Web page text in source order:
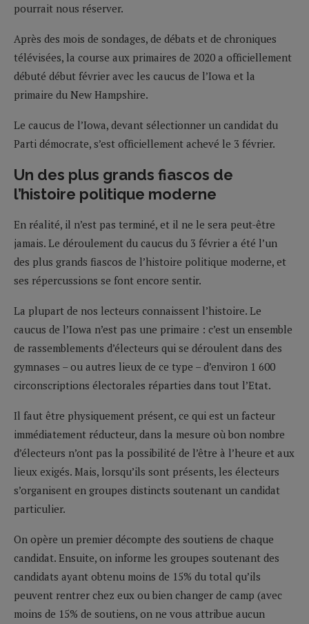
pourrait nous réserver.
Après des mois de sondages, de débats et de chroniques
télévisées, la course aux primaires de 2020 a officiellement
débuté début février avec les caucus de l’Iowa et la
primaire du New Hampshire.
Le caucus de l’Iowa, devant sélectionner un candidat du
Parti démocrate, s’est officiellement achevé le 3 février.
Un des plus grands fiascos de
l’histoire politique moderne
En réalité, il n’est pas terminé, et il ne le sera peut-être
jamais. Le déroulement du caucus du 3 février a été l’un
des plus grands fiascos de l’histoire politique moderne, et
ses répercussions se font encore sentir.
La plupart de nos lecteurs connaissent l’histoire. Le
caucus de l’Iowa n’est pas une primaire : c’est un ensemble
de rassemblements d’électeurs qui se déroulent dans des
gymnases – ou autres lieux de ce type – d’environ 1 600
circonscriptions électorales réparties dans tout l’Etat.
Il faut être physiquement présent, ce qui est un facteur
immédiatement réducteur, dans la mesure où bon nombre
d’électeurs n’ont pas la possibilité de l’être à l’heure et aux
lieux exigés. Mais, lorsqu’ils sont présents, les électeurs
s’organisent en groupes distincts soutenant un candidat
particulier.
On opère un premier décompte des soutiens de chaque
candidat. Ensuite, on informe les groupes soutenant des
candidats ayant obtenu moins de 15% du total qu’ils
peuvent rentrer chez eux ou bien changer de camp (avec
moins de 15% de soutiens, on ne vous attribue aucun